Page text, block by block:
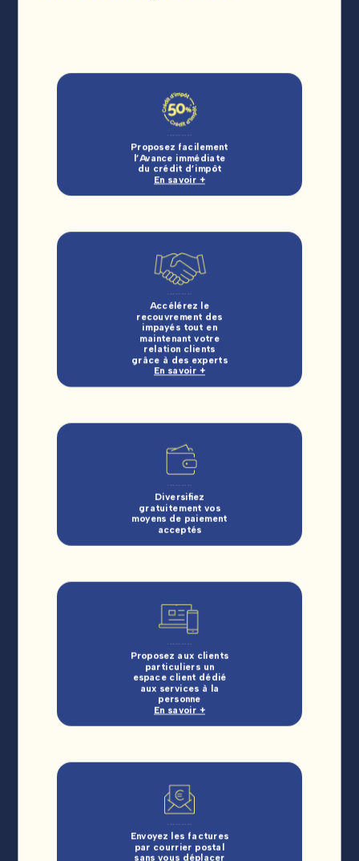
Proposez facilement
l’Avance immédiate
du crédit d’impôt
En savoir +
Accélérez le
recouvrement des
impayés tout en
maintenant votre
relation clients
grâce à des experts
En savoir +
Diversifiez
gratuitement vos
moyens de paiement
acceptés
Proposez aux clients
particuliers un
espace client dédié
aux services à la
personne
En savoir +
Envoyez les factures
par courrier postal
sans vous déplacer